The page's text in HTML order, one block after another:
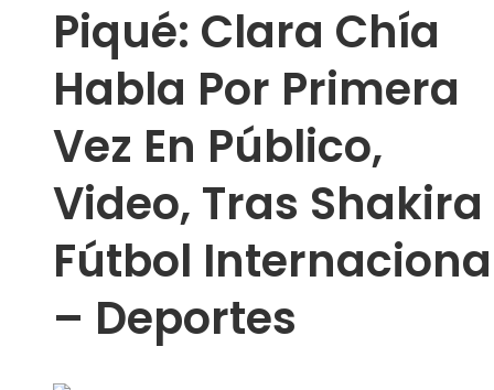
Piqué: Clara Chía
Habla Por Primera
Vez En Público,
Video, Tras
Fútbol
– Deportes